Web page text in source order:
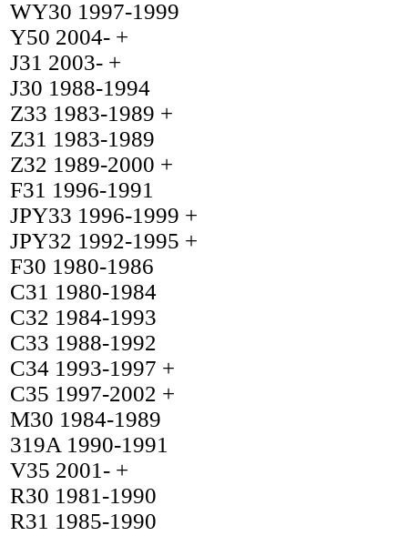
WY30 1997-1999
Y50 2004- +
J31 2003- +
J30 1988-1994
Z33 1983-1989 +
Z31 1983-1989
Z32 1989-2000 +
F31 1996-1991
JPY33 1996-1999 +
JPY32 1992-1995 +
F30 1980-1986
C31 1980-1984
C32 1984-1993
C33 1988-1992
C34 1993-1997 +
C35 1997-2002 +
M30 1984-1989
319A 1990-1991
V35 2001- +
R30 1981-1990
R31 1985-1990